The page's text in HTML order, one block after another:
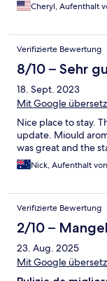
Cheryl, Aufenthalt
Verifizierte Bewertung
8/10 – Sehr
18. Sept. 2023
Mit Google
Nice place to stay.
update. Miould
was great and the
Nick, Aufenthalt
Verifizierte Bewertung
2/10 –
23. Aug. 2025
Mit Google